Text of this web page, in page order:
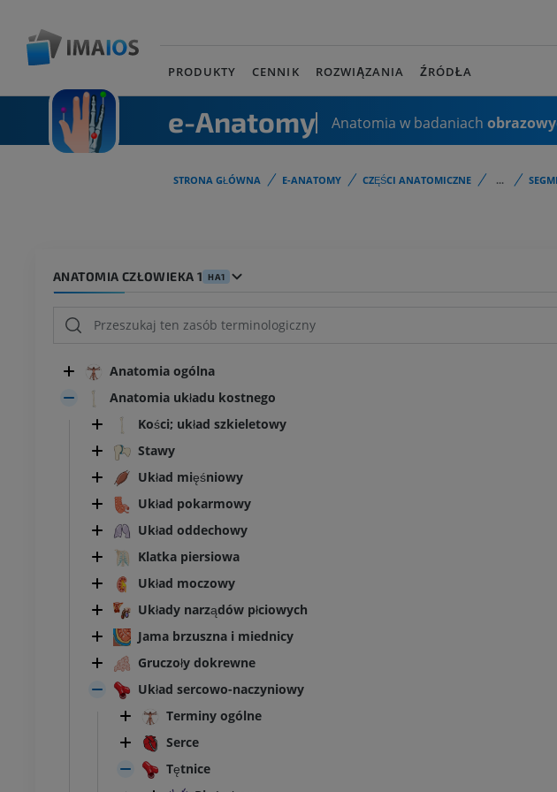
PRODUKTY CENNIK ROZWIĄZANIA ŹRÓDŁA
e-Anatomy Anatomia w badaniach
STRONA GŁÓWNA E-ANATOMY CZĘŚCI ANATOMICZNE ...
ANATOMIA CZŁOWIEKA 1 HA1
Anatomia ogólna
Anatomia układu kostnego
Kości; układ szkieletowy
Stawy
Układ mięśniowy
Układ pokarmowy
Układ oddechowy
Klatka piersiowa
Układ moczowy
Układy narządów płciowych
Jama brzuszna i miednicy
Gruczoły dokrewne
Układ sercowo-naczyniowy
Terminy ogólne
Serce
Tętnice